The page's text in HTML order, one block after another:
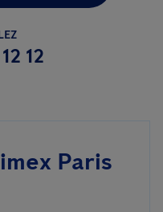
12
Paris